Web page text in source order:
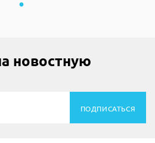
новостную
ПОДПИСАТЬСЯ